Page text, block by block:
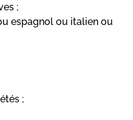
;
espagnol ou italien ou
;